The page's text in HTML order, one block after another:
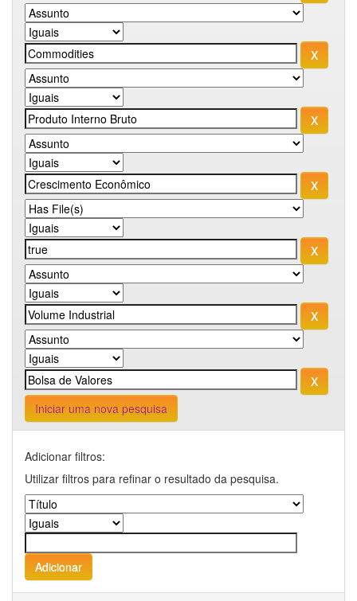
Iniciar uma nova pesquisa
Adicionar filtros:
Utilizar filtros para refinar o resultado da pesquisa.